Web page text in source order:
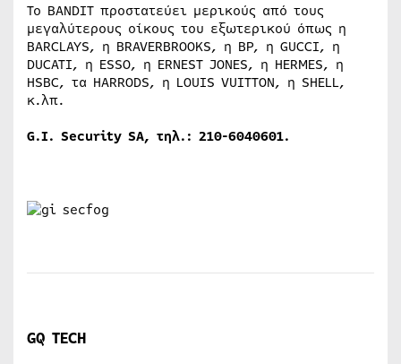
Το BANDIT προστατεύει μερικούς από τους
μεγαλύτερους οίκους του εξωτερικού όπως η
BARCLAYS, η BRAVERBROOKS, η BP, η GUCCI, η
DUCATI, η ESSO, η ERNEST JONES, η HERMES, η
HSBC, τα HARRODS, η LOUIS VUITTON, η SHELL,
κ.λπ.
G.I. Security SA, τηλ.: 210-6040601.
GQ TECH